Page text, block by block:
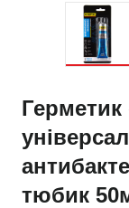
Герметик
тюбик